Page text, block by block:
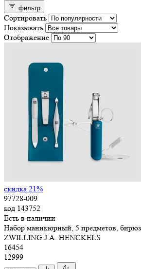
фильтр
Сортировать
Показывать
Отображение
скидка 21%
97728-009
код 143752
Есть в наличии
Набор маникюрный, 5 предметов,
ZWILLING J.A. HENCKELS
16454
12999